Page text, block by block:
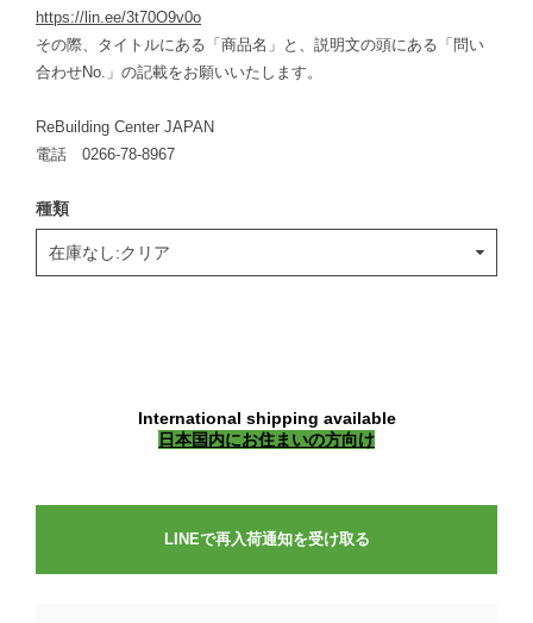
https://lin.ee/3t70O9v0o
その際、タイトルにある「商品名」と、説明文の頭にある「問い
合わせNo.」の記載をお願いいたします。
ReBuilding Center JAPAN
電話 0266-78-8967
種類
International shipping available
日本国内にお住まいの方向け
LINEで再入荷通知を受け取る